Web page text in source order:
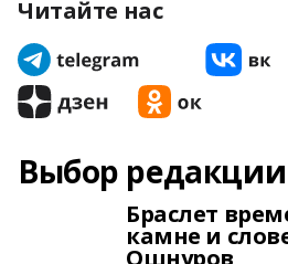
Читайте нас
Выбор редакции
Браслет
камне и
Ошнуров